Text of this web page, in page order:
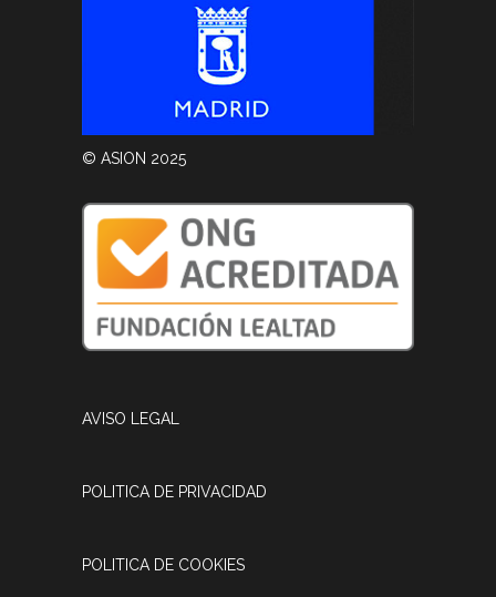
© ASION 2025
AVISO LEGAL
POLITICA DE PRIVACIDAD
POLITICA DE COOKIES